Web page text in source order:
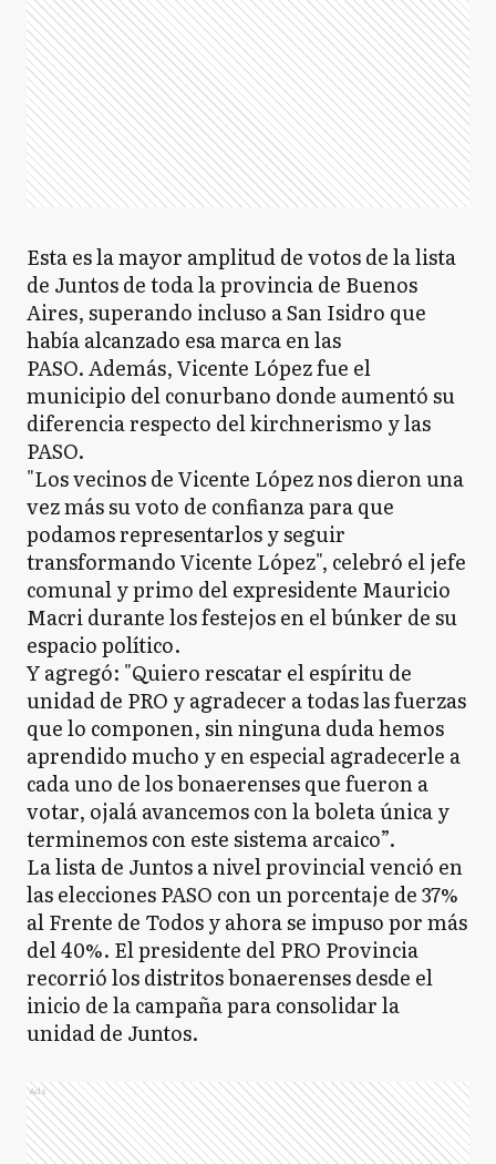
Esta es la mayor amplitud de votos de la lista
de Juntos de toda la provincia de Buenos
Aires, superando incluso a San Isidro que
había alcanzado esa marca en las
PASO. Además, Vicente López fue el
municipio del conurbano donde aumentó su
diferencia respecto del kirchnerismo y las
PASO.
"Los vecinos de Vicente López nos dieron una
vez más su voto de confianza para que
podamos representarlos y seguir
transformando Vicente López", celebró el jefe
comunal y primo del expresidente Mauricio
Macri durante los festejos en el búnker de su
espacio político.
Y agregó: "Quiero rescatar el espíritu de
unidad de PRO y agradecer a todas las fuerzas
que lo componen, sin ninguna duda hemos
aprendido mucho y en especial agradecerle a
cada uno de los bonaerenses que fueron a
votar, ojalá avancemos con la boleta única y
terminemos con este sistema arcaico”.
La lista de Juntos a nivel provincial venció en
las elecciones PASO con un porcentaje de 37%
al Frente de Todos y ahora se impuso por más
del 40%. El presidente del PRO Provincia
recorrió los distritos bonaerenses desde el
inicio de la campaña para consolidar la
unidad de Juntos.
Ads